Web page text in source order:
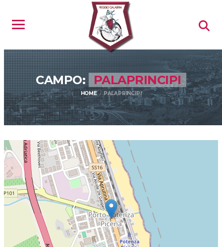
CAMPO: PALAPRINCIPI
HOME PALAPRINCIPI